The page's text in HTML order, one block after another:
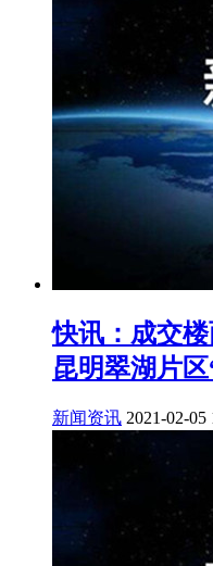
快讯：成交楼
昆明翠湖片
新闻资讯 2021-02-05